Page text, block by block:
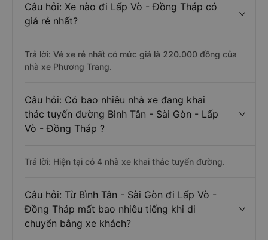
Câu hỏi: Xe nào đi Lấp Vò - Đồng Tháp có
giá rẻ nhất?
Trả lời: Vé xe rẻ nhất có mức giá là 220.000 đồng của
nhà xe Phương Trang.
Câu hỏi: Có bao nhiêu nhà xe đang khai
thác tuyến đường Bình Tân - Sài Gòn - Lấp
Vò - Đồng Tháp ?
Trả lời: Hiện tại có 4 nhà xe khai thác tuyến đường.
Câu hỏi: Từ Bình Tân - Sài Gòn đi Lấp Vò -
Đồng Tháp mất bao nhiêu tiếng khi di
chuyển bằng xe khách?